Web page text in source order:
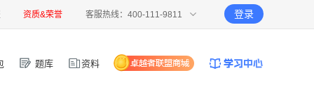
资质&荣誉 客服热线：400-111-9811 登录
题库 资料